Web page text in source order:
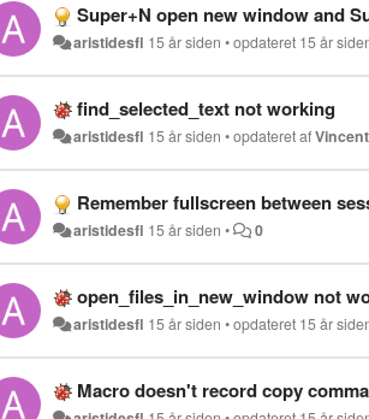
Super+N open new window and
aristidesfl 15 år siden •opdateret 15 år
find_selected_text not working
aristidesfl 15 år siden •opdateret af
Remember fullscreen between
aristidesfl 15 år siden • 0
open_files_in_new_window not
aristidesfl 15 år siden •opdateret 15 år
Macro doesn't record copy